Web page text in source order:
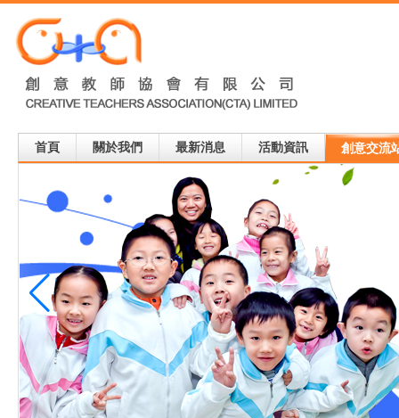
首頁 關於我們 最新消息 活動資訊 創意交流